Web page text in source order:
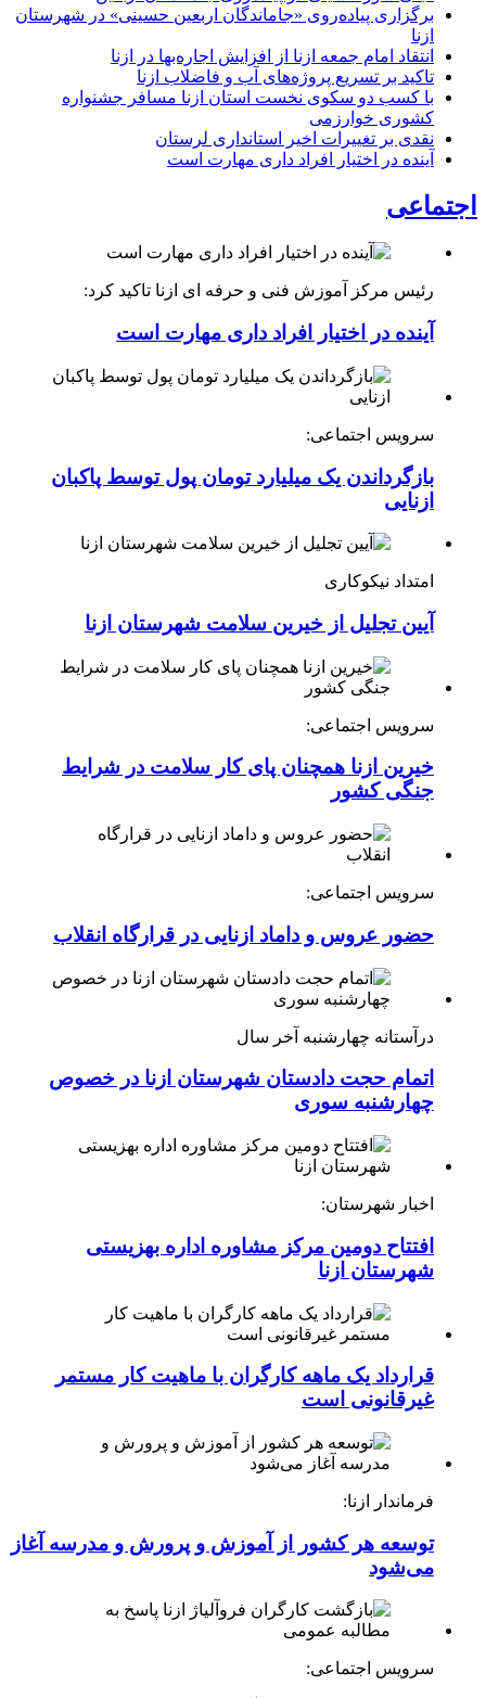
برگزاری پیاده‌روی «جاماندگان اربعین حسینی» در شهرستان
ازنا
انتقاد امام جمعه ازنا از افزایش اجاره‌بها در ازنا
تاکید بر تسریع پروژه‌های آب و فاضلاب ازنا
با کسب دو سکوی نخست استان ازنا مسافر جشنواره
کشوری خوارزمی
نقدی بر تغییرات اخیر استانداری لرستان
آینده در اختیار افراد داری مهارت است
اجتماعی
رئیس مرکز آموزش فنی و حرفه ای ازنا تاکید کرد:
آینده در اختیار افراد داری مهارت است
سرویس اجتماعی:
بازگرداندن یک میلیارد تومان پول توسط پاکبان
ازنایی
امتداد نیکوکاری
آیین تجلیل از خیرین سلامت شهرستان ازنا
سرویس اجتماعی:
خیرین ازنا همچنان پای کار سلامت در شرایط
جنگی کشور
سرویس اجتماعی:
حضور عروس و داماد ازنایی در قرارگاه انقلاب
درآستانه چهارشنبه آخر سال
اتمام حجت دادستان شهرستان ازنا در خصوص
چهارشنبه ‌سوری
اخبار شهرستان:
افتتاح دومین مرکز مشاوره اداره بهزیستی
شهرستان ازنا
قرارداد یک ماهه کارگران با ماهیت کار مستمر
غیرقانونی است
فرماندار ازنا:
توسعه هر کشور از آموزش و پرورش و مدرسه آغاز
می‌شود
سرویس اجتماعی: